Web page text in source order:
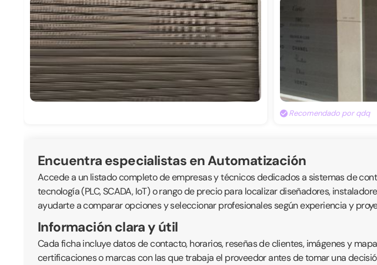
Recomendado por qdq
Encuentra especialistas en Automatización
Accede a un listado completo de empresas y técnicos dedicados a sistemas de
tecnología (PLC, SCADA, IoT) o rango de precio para localizar diseñadores,
ayudarte a comparar opciones y seleccionar profesionales según experiencia y
Información clara y útil
Cada ficha incluye datos de contacto, horarios, reseñas de clientes, imágenes y
certificaciones o marcas con las que trabaja el proveedor antes de tomar una